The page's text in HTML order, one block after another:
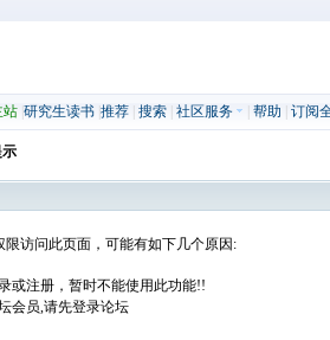
站| 研究生读书| 推荐| 搜索| 社区服务 帮助 订阅
访问此页面，可能有如下几个原因:
或注册，暂时不能使用此功能!!
会员,请先登录论坛